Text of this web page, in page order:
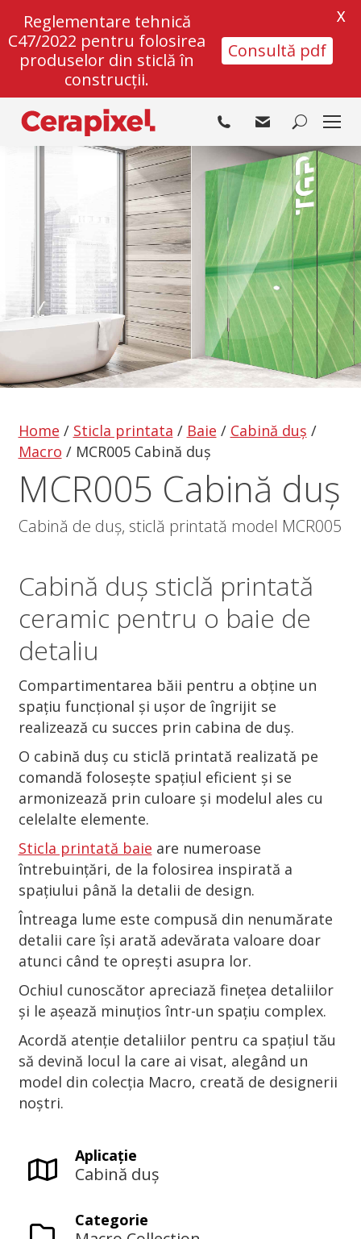
Search:
Home / Sticla printata / Baie / Cabină duș /
Macro / MCR005 Cabină duș
MCR005 Cabină duș
Cabină de duș, sticlă printată model MCR005
Cabină duș sticlă printată
ceramic pentru o baie de
detaliu
Compartimentarea băii pentru a obține un
spațiu funcțional și ușor de îngrijit se
realizează cu succes prin cabina de duș.
O cabină duș cu sticlă printată realizată pe
comandă folosește spațiul eficient și se
armonizează prin culoare și modelul ales cu
celelalte elemente.
Sticla printată baie are numeroase
întrebuințări, de la folosirea inspirată a
spațiului până la detalii de design.
Întreaga lume este compusă din nenumărate
detalii care își arată adevărata valoare doar
atunci când te oprești asupra lor.
Ochiul cunoscător apreciază finețea detaliilor
și le așează minuțios într-un spațiu complex.
Acordă atenție detaliilor pentru ca spațiul tău
să devină locul la care ai visat, alegând un
model din colecția Macro, creată de designerii
noștri.
Aplicaţie
Cabină duș
Categorie
Reglementare tehnică
C47/2022 pentru folosirea
produselor din sticlă în
construcții.
Consultă pdf
X